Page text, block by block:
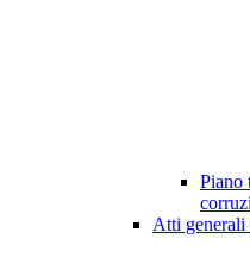
Piano
Atti generali